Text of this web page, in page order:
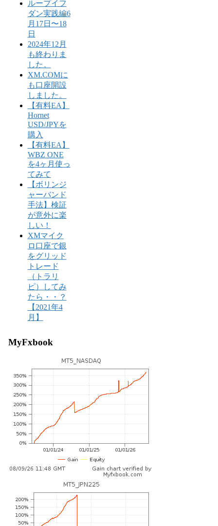
ループイフ
ダン実践編6
月17日〜18
日
2024年12月
も終わりま
した。
XM.COMに
も口座開設
しました。
【有料EA】
Hornet
USD/JPYを
購入
【有料EA】
WBZ ONE
を4ヶ月使っ
てみて
【ボリンジ
ャーバンド
手法】検証
が意外に楽
しい！
XMマイク
ロ口座で銀
をグリッド
トレード
（トラリ
ピ）してみ
たら・・？
【2021年4
月】
MyFxbook